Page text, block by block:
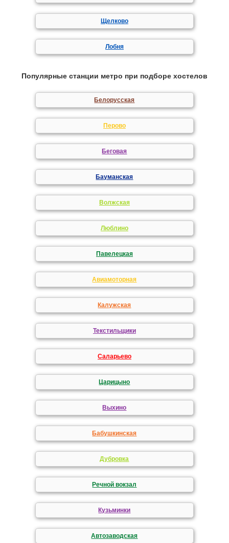
Щелково
Лобня
Популярные станции метро при подборе хостелов
Белорусская
Перово
Беговая
Бауманская
Волжская
Люблино
Павелецкая
Авиамоторная
Калужская
Текстильщики
Саларьево
Царицыно
Выхино
Бабушкинская
Дубровка
Речной вокзал
Кузьминки
Автозаводская